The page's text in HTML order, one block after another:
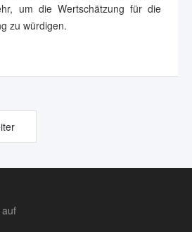
um die Wertschätzung für die
zu würdigen.